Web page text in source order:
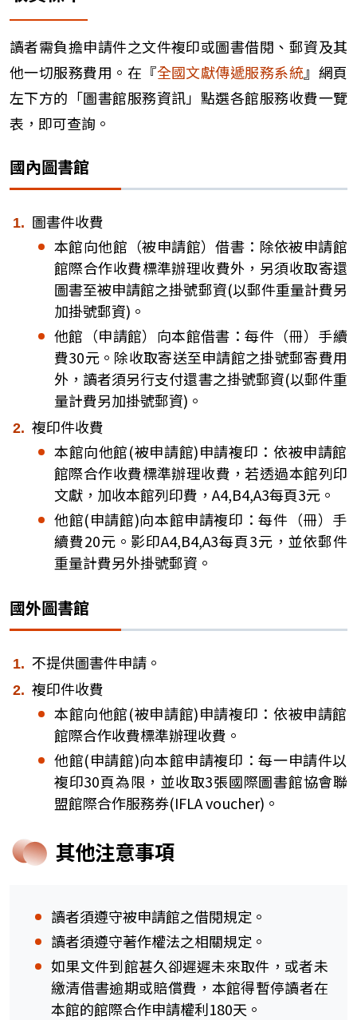
讀者需負擔申請件之文件複印或圖書借閱、郵資及其
他一切服務費用。在『全國文獻傳遞服務系統』網頁
左下方的「圖書館服務資訊」點選各館服務收費一覽
表，即可查詢。
國內圖書館
圖書件收費
本館向他館（被申請館）借書：除依被申請館
館際合作收費標準辦理收費外，另須收取寄還
圖書至被申請館之掛號郵資(以郵件重量計費另
加掛號郵資)。
他館（申請館）向本館借書：每件（冊）手續
費30元。除收取寄送至申請館之掛號郵寄費用
外，讀者須另行支付還書之掛號郵資(以郵件重
量計費另加掛號郵資)。
複印件收費
本館向他館(被申請館)申請複印：依被申請館
館際合作收費標準辦理收費，若透過本館列印
文獻，加收本館列印費，A4,B4,A3每頁3元。
他館(申請館)向本館申請複印：每件（冊）手
續費20元。影印A4,B4,A3每頁3元，並依郵件
重量計費另外掛號郵資。
國外圖書館
不提供圖書件申請。
複印件收費
本館向他館(被申請館)申請複印：依被申請館
館際合作收費標準辦理收費。
他館(申請館)向本館申請複印：每一申請件以
複印30頁為限，並收取3張國際圖書館協會聯
盟館際合作服務券(IFLA voucher)。
其他注意事項
讀者須遵守被申請館之借閱規定。
讀者須遵守著作權法之相關規定。
如果文件到館甚久卻遲遲未來取件，或者未
繳清借書逾期或賠償費，本館得暫停讀者在
本館的館際合作申請權利180天。